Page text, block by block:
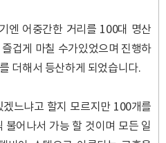
엔 어중간한 거리를 100대 명산
겁게 마칠 수가있었으며 진행하
더해서 등산하게 되었습니다.
느냐고 할지 모르지만 100개를
불어나서 가능 할 것이며 모든 일